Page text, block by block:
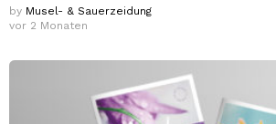
by Musel- & Sauerzeidung
vor 2 Monaten